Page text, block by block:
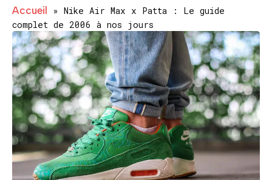
Accueil » Nike Air Max x Patta : Le guide
complet de 2006 à nos jours